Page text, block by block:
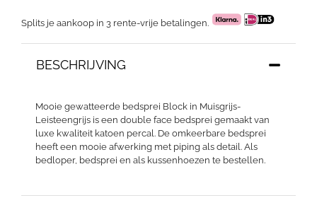
Splits je aankoop in 3 rente-vrije betalingen.
BESCHRIJVING
Mooie gewatteerde bedsprei Block in Muisgrijs-
Leisteengrijs is een double face bedsprei gemaakt van
luxe kwaliteit katoen percal. De omkeerbare bedsprei
heeft een mooie afwerking met piping als detail. Als
bedloper, bedsprei en als kussenhoezen te bestellen.